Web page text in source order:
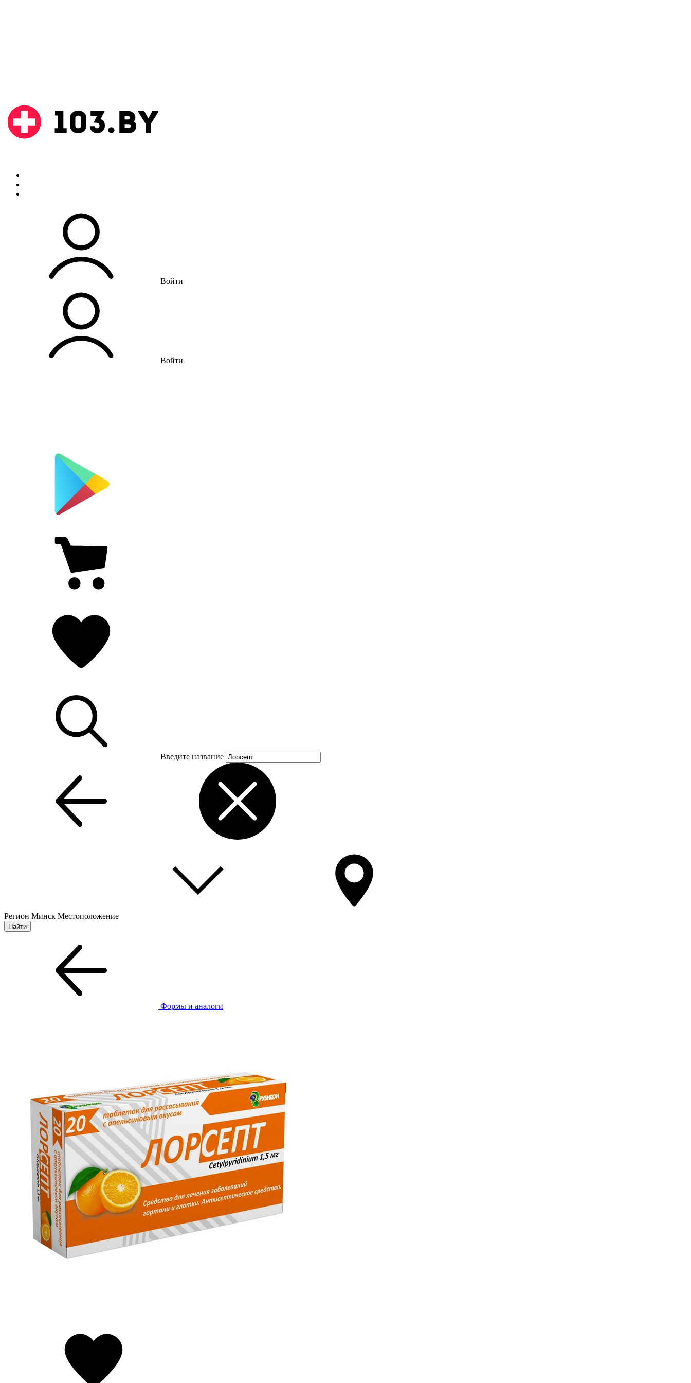
Войти
Войти
Введите название
Регион Минск Местоположение
Формы и аналоги